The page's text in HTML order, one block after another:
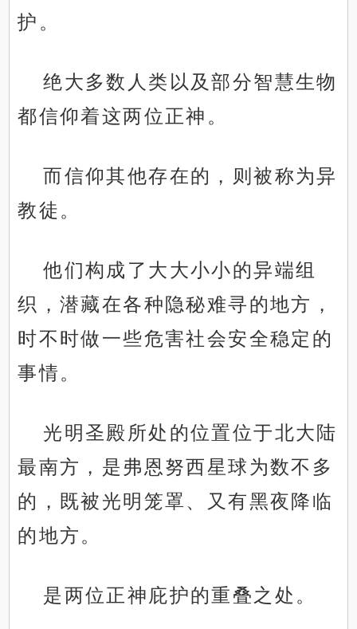
护。
绝大多数人类以及部分智慧生物
都信仰着这两位正神。
而信仰其他存在的，则被称为异
教徒。
他们构成了大大小小的异端组
织，潜藏在各种隐秘难寻的地方，
时不时做一些危害社会安全稳定的
事情。
光明圣殿所处的位置位于北大陆
最南方，是弗恩努西星球为数不多
的，既被光明笼罩、又有黑夜降临
的地方。
是两位正神庇护的重叠之处。